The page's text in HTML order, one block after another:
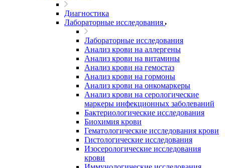
Диагностика
Лабораторные исследования
Лабораторные исследования
Анализ крови на аллергены
Анализ крови на витамины
Анализ крови на гемостаз
Анализ крови на гормоны
Анализ крови на онкомаркеры
Анализ крови на серологические
маркеры инфекционных заболеваний
Бактериологические исследования
Биохимия крови
Гематологические исследования крови
Гистологические исследования
Изосерологические исследования
крови